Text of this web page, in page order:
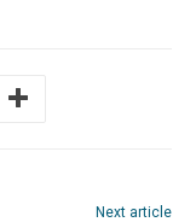
Next article